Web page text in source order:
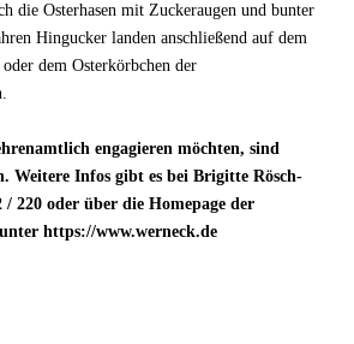
die Osterhasen mit Zuckeraugen und bunter
Hingucker landen anschließend auf dem
dem Osterkörbchen der
engagieren möchten, sind
Weitere Infos gibt es bei Brigitte Rösch-
220 oder über die Homepage der
https://www.werneck.de